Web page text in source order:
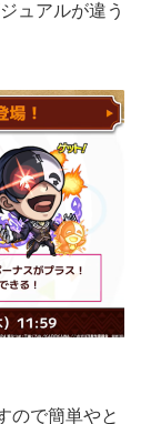
ュアルが違う
ので簡単やと